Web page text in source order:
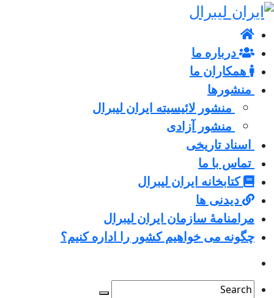
درباره ما
همکاران ما
منشورها
منشور لائیسیته ایران لیبرال
منشور آزادی
اسناد تاریخی
تماس با ما
کتابخانه ایران لیبرال
دیدنی ها
مرامنامۀ سازمان ایران لیبرال
چگونه می خواهیم کشور را اداره کنیم؟